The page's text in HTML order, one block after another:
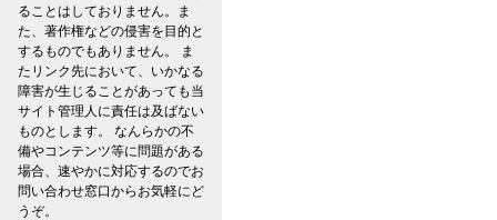
ることはしておりません。ま
た、著作権などの侵害を目的と
するものでもありません。 ま
たリンク先において、いかなる
障害が生じることがあっても当
サイト管理人に責任は及ばない
ものとします。 なんらかの不
備やコンテンツ等に問題がある
場合、速やかに対応するのでお
問い合わせ窓口からお気軽にど
うぞ。